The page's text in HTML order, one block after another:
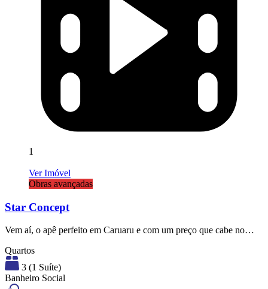
1
Ver Imóvel
Obras avançadas
Star Concept
Vem aí, o apê perfeito em Caruaru e com um preço que cabe no…
Quartos
3 (1 Suíte)
Banheiro Social